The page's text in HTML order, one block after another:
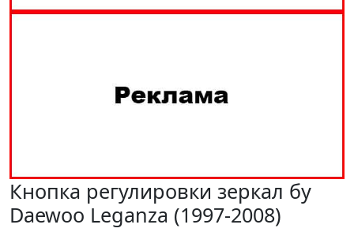
Кнопка регулировки зеркал бу
Daewoo Leganza (1997-2008)